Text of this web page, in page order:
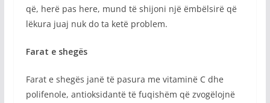
që, herë pas here, mund të shijoni një ëmbëlsirë që
lëkura juaj nuk do ta ketë problem.
Farat e shegës
Farat e shegës janë të pasura me vitaminë C dhe
polifenole, antioksidantë të fuqishëm që zvogëlojnë